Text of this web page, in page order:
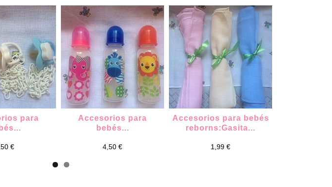
para
€
Accesorios para
bebés...
4,50 €
Accesorios para bebés
reborns:Gasita...
1,99 €